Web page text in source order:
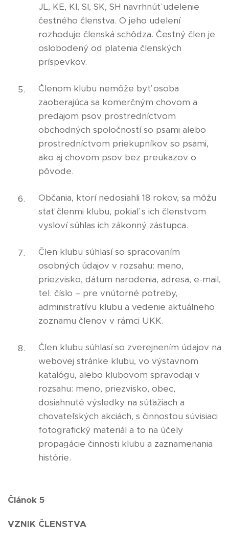
JL, KE, KI, SI, SK, SH navrhnúť udelenie
čestného členstva. O jeho udelení
rozhoduje členská schôdza. Čestný člen je
oslobodený od platenia členských
príspevkov.
Členom klubu nemôže byť osoba
zaoberajúca sa komerčným chovom a
predajom psov prostredníctvom
obchodných spoločností so psami alebo
prostredníctvom priekupníkov so psami,
ako aj chovom psov bez preukazov o
pôvode.
Občania, ktorí nedosiahli 18 rokov, sa môžu
stať členmi klubu, pokiaľ s ich členstvom
vysloví súhlas ich zákonný zástupca.
Člen klubu súhlasí so spracovaním
osobných údajov v rozsahu: meno,
priezvisko, dátum narodenia, adresa, e-mail,
tel. číslo – pre vnútorné potreby,
administratívu klubu a vedenie aktuálneho
zoznamu členov v rámci UKK.
Člen klubu súhlasí so zverejnením údajov na
webovej stránke klubu, vo výstavnom
katalógu, alebo klubovom spravodaji v
rozsahu: meno, priezvisko, obec,
dosiahnuté výsledky na súťažiach a
chovateľských akciách, s činnosťou súvisiaci
fotografický materiál a to na účely
propagácie činnosti klubu a zaznamenania
histórie.
Článok 5
VZNIK ČLENSTVA